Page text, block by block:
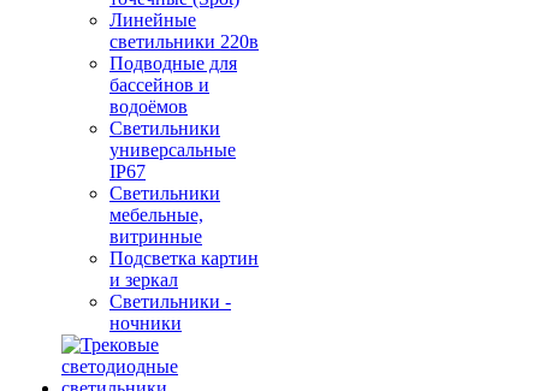
Линейные
светильники 220в
Подводные для
бассейнов и
водоёмов
Светильники
универсальные
IP67
Светильники
мебельные,
витринные
Подсветка картин
и зеркал
Светильники -
ночники